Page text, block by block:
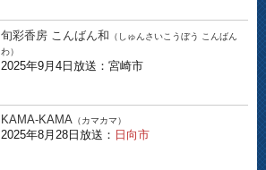
旬彩香房 こんばん和 （しゅんさいこうぼう こんばん
わ）
2025年9月4日放送：宮崎市
KAMA-KAMA （カマカマ）
2025年8月28日放送： 日向市